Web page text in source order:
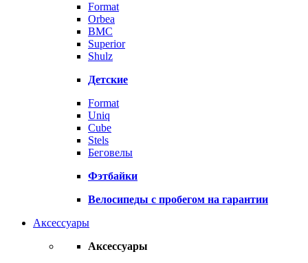
Format
Orbea
BMC
Superior
Shulz
Детские
Format
Uniq
Cube
Stels
Беговелы
Фэтбайки
Велосипеды с пробегом на гарантии
Аксессуары
Аксессуары